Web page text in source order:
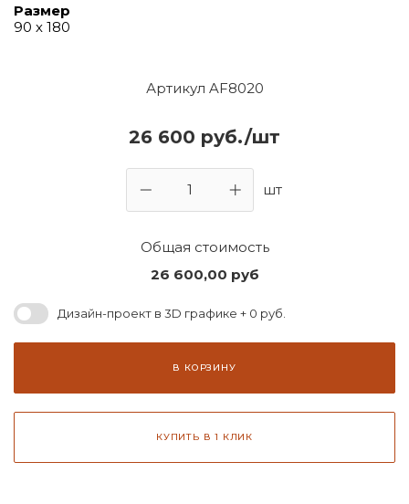
Артикул AF8020
26 600 руб./шт
шт
Общая стоимость
26 600,00 руб
Дизайн-проект в 3D графике + 0 руб.
В КОРЗИНУ
КУПИТЬ В 1 КЛИК
Размер
90 х 180